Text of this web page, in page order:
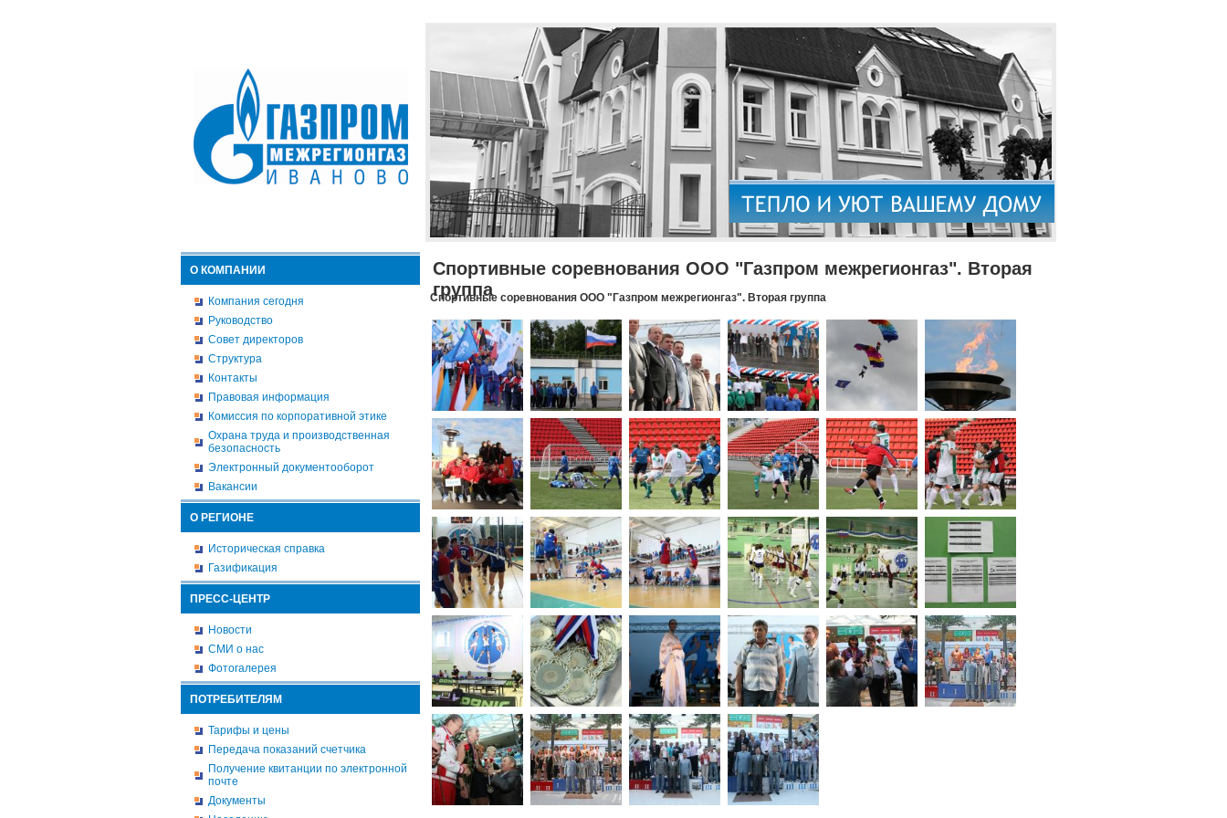
О КОМПАНИИ
Компания сегодня
Руководство
Совет директоров
Структура
Контакты
Правовая информация
Комиссия по корпоративной этике
Охрана труда и производственная
безопасность
Электронный документооборот
Вакансии
О РЕГИОНЕ
Историческая справка
Газификация
ПРЕСС-ЦЕНТР
Новости
СМИ о нас
Фотогалерея
ПОТРЕБИТЕЛЯМ
Тарифы и цены
Передача показаний счетчика
Получение квитанции по электронной
почте
Документы
Спортивные соревнования ООО "Газпром межрегионгаз". Вторая
группа
Спортивные соревнования ООО "Газпром межрегионгаз". Вторая группа